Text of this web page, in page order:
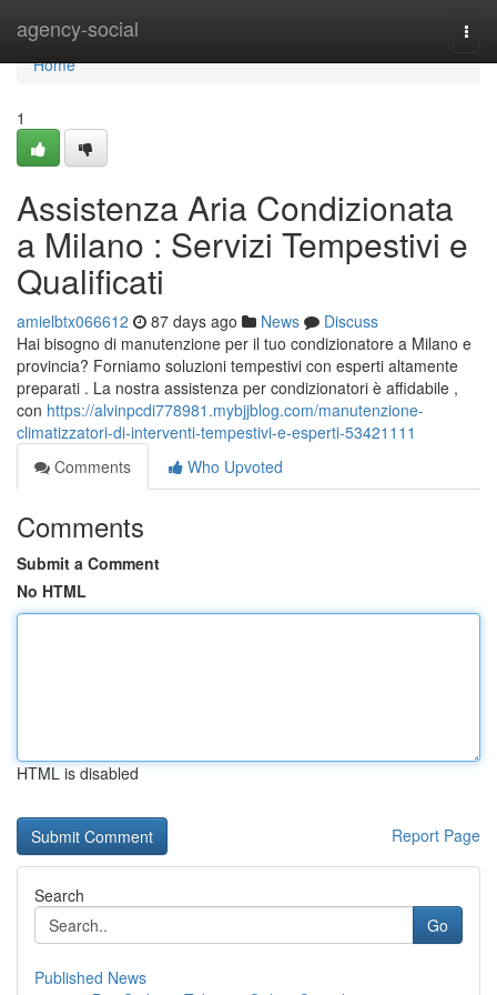
agency-social
Home
Home
1
Assistenza Aria Condizionata
a Milano : Servizi Tempestivi e
Qualificati
amielbtx066612 87 days ago News
Discuss
Hai bisogno di manutenzione per il tuo condizionatore a Milano e
provincia? Forniamo soluzioni tempestivi con esperti altamente
preparati . La nostra assistenza per condizionatori è affidabile ,
con https://alvinpcdi778981.mybjjblog.com/manutenzione-
climatizzatori-di-interventi-tempestivi-e-esperti-53421111
Comments
Who Upvoted
Comments
Submit a Comment
No HTML
HTML is disabled
Report Page
Search
Go
Published News